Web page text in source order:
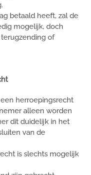
betaald heeft, zal de
mogelijk, doch
of
herroepingsrecht
alleen worden
dit duidelijk in het
van de
is slechts mogelijk